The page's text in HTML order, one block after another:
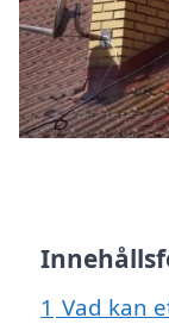
1 Vad kan